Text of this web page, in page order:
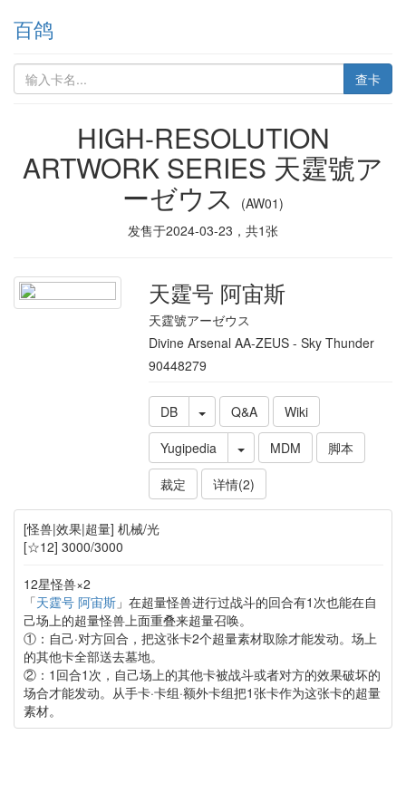
百鸽
查卡
HIGH-RESOLUTION
ARTWORK SERIES 天霆號ア
ーゼウス
(AW01)
发售于2024-03-23 ，共1张
天霆号 阿宙斯
天霆號アーゼウス
Divine Arsenal AA-ZEUS - Sky Thunder
90448279
DB Q&A
Wiki
Yugipedia
MDM
脚本
裁定
详情(2)
[怪兽|效果|超量] 机械/光
[☆12] 3000/3000
12星怪兽×2
「天霆号 阿宙斯」在超量怪兽进行过战斗的回合有1次也能在自
己场上的超量怪兽上面重叠来超量召唤。
①：自己·对方回合，把这张卡2个超量素材取除才能发动。场上
的其他卡全部送去墓地。
②：1回合1次，自己场上的其他卡被战斗或者对方的效果破坏的
场合才能发动。从手卡·卡组·额外卡组把1张卡作为这张卡的超量
素材。